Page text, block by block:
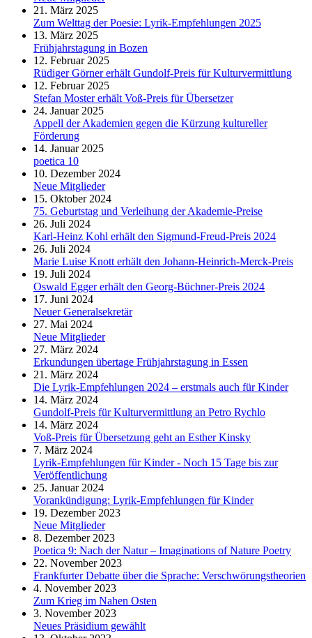
21. März 2025
Zum Welttag der Poesie: Lyrik-Empfehlungen 2025
13. März 2025
Frühjahrstagung in Bozen
12. Februar 2025
Rüdiger Görner erhält Gundolf-Preis für Kulturvermittlung
12. Februar 2025
Stefan Moster erhält Voß-Preis für Übersetzer
24. Januar 2025
Appell der Akademien gegen die Kürzung kultureller
Förderung
14. Januar 2025
poetica 10
10. Dezember 2024
Neue Mitglieder
15. Oktober 2024
75. Geburtstag und Verleihung der Akademie-Preise
26. Juli 2024
Karl-Heinz Kohl erhält den Sigmund-Freud-Preis 2024
26. Juli 2024
Marie Luise Knott erhält den Johann-Heinrich-Merck-Preis
19. Juli 2024
Oswald Egger erhält den Georg-Büchner-Preis 2024
17. Juni 2024
Neuer Generalsekretär
27. Mai 2024
Neue Mitglieder
27. März 2024
Erkundungen übertage Frühjahrstagung in Essen
21. März 2024
Die Lyrik-Empfehlungen 2024 – erstmals auch für Kinder
14. März 2024
Gundolf-Preis für Kulturvermittlung an Petro Rychlo
14. März 2024
Voß-Preis für Übersetzung geht an Esther Kinsky
7. März 2024
Lyrik-Empfehlungen für Kinder - Noch 15 Tage bis zur
Veröffentlichung
25. Januar 2024
Vorankündigung: Lyrik-Empfehlungen für Kinder
19. Dezember 2023
Neue Mitglieder
8. Dezember 2023
Poetica 9: Nach der Natur – Imaginations of Nature Poetry
22. November 2023
Frankfurter Debatte über die Sprache: Verschwörungstheorien
4. November 2023
Zum Krieg im Nahen Osten
3. November 2023
Neues Präsidium gewählt